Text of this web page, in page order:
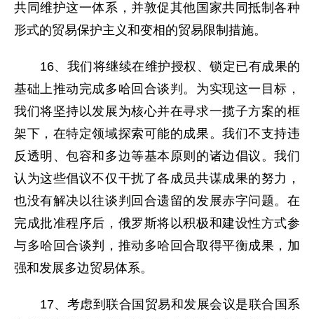
共同维护这一体系，并敦促其他国家共同抵制各种
形式的贸易保护主义和变相的贸易限制措施。
16、我们将继续在维护授权、锁定已有成果的
基础上推动完成多哈回合谈判。为实现这一目标，
我们将坚持以发展为核心并在寻求一揽子方案的框
架下，在特定领域探索可能的成果。我们不支持违
反透明、包容和多边等基本原则的诸边倡议。我们
认为这些倡议不仅干扰了各成员共谋成果的努力，
也没有解决以往谈判回合遗留的发展赤字问题。在
完成批准程序后，俄罗斯将以积极和建设性方式参
与多哈回合谈判，推动多哈回合取得平衡成果，加
强和发展多边贸易体系。
17、考虑到联合国贸易和发展会议是联合国系